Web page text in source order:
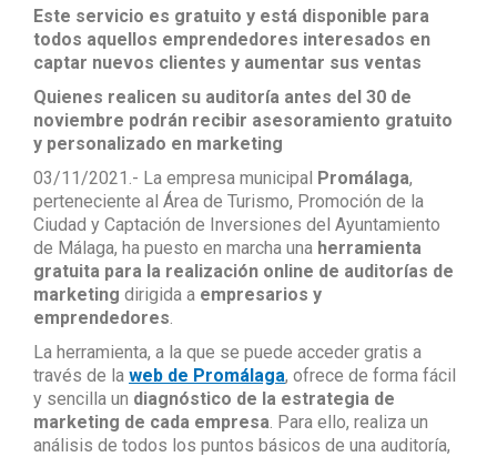
Este servicio es gratuito y está disponible para
todos aquellos emprendedores interesados en
captar nuevos clientes y aumentar sus ventas
Quienes realicen su auditoría antes del 30 de
noviembre podrán recibir asesoramiento gratuito
y personalizado en marketing
03/11/2021.- La empresa municipal Promálaga,
perteneciente al Área de Turismo, Promoción de la
Ciudad y Captación de Inversiones del Ayuntamiento
de Málaga, ha puesto en marcha una herramienta
gratuita para la realización online de auditorías de
marketing dirigida a empresarios y
emprendedores.
La herramienta, a la que se puede acceder gratis a
través de la web de Promálaga, ofrece de forma fácil
y sencilla un diagnóstico de la estrategia de
marketing de cada empresa. Para ello, realiza un
análisis de todos los puntos básicos de una auditoría,